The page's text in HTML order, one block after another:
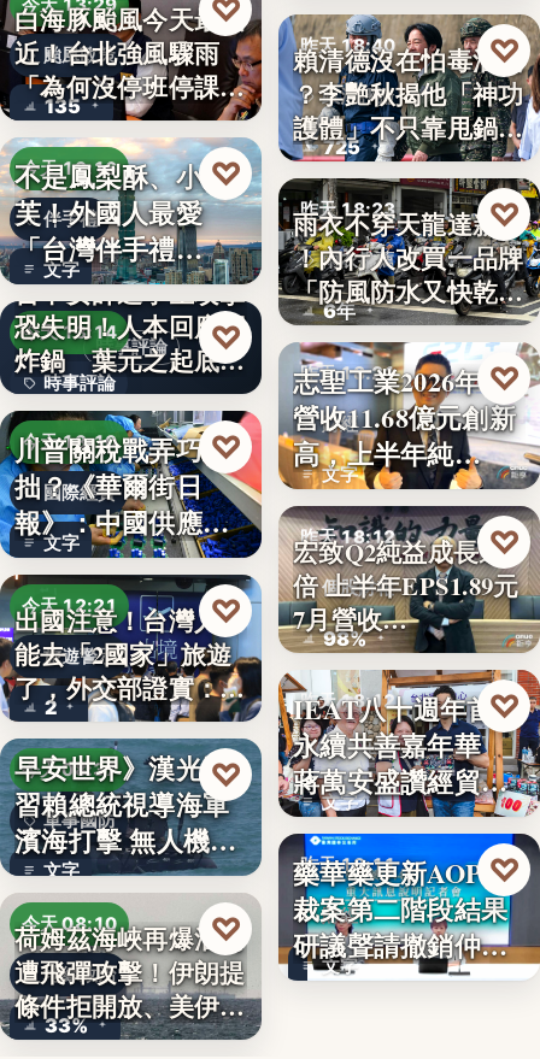
今天 13:29
颱風政策
135
白海豚颱風今天最接
近！台北強風驟雨
「為何沒停班停課」
？蔣…
♡
今天 13:16
伴手禮
文字
不是鳳梨酥、小泡
芙！外國人最愛
「台灣伴手禮
TOP5」冠軍…
♡
時事評論
今天 13:14
時事評論
18萬
台中女師遭學生攻擊
恐失明！人本回應網
炸鍋 葉元之起底
「…
♡
今天 13:10
國際經貿
文字
川普關稅戰弄巧成
拙？《華爾街日
報》：中國供應沒
斷鏈，反而…
♡
今天 12:21
旅遊警示
2
出國注意！台灣人不
能去「2國家」旅遊
了，外交部證實：拒
絕…
♡
今天 08:37
軍事國防
文字
早安世界》漢光演
習賴總統視導海軍
濱海打擊 無人機秀
攻擊力
♡
今天 08:10
地緣政治
33%
荷姆茲海峽再爆油輪
遭飛彈攻擊！伊朗提
條件拒開放、美伊談
判…
♡
昨天 18:40
政治評論
725
賴清德沒在怕毒油案
？李艷秋揭他「神功
護體」不只靠甩鍋盧
秀…
♡
昨天 18:23
雨衣推薦
6年
雨衣不穿天龍達新牌
！內行人改買一品牌
「防風防水又快乾、
穿…
♡
昨天 18:21
財經
文字
志聖工業2026年7月
營收11.68億元創新
高，上半年純…
♡
昨天 18:12
個股財報
98%
宏致Q2純益成長近1
倍 上半年EPS1.89元
7月營收…
♡
昨天 18:12
永續共善
文字
IEAT八十週年首辦
永續共善嘉年華
蔣萬安盛讚經貿公
益打…
♡
昨天 18:11
財經
文字
藥華藥更新AOP仲
裁案第二階段結果
研議聲請撤銷仲裁
判斷
♡